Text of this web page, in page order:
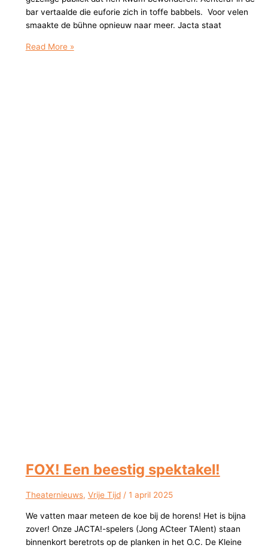
bar vertaalde die euforie zich in toffe babbels. Voor velen
smaakte de bühne opnieuw naar meer. Jacta staat
Na
Read More »
FOX! Een beestig spektakel!
Theaternieuws, Vrije Tijd/ 1 april 2025
We vatten maar meteen de koe bij de horens! Het is bijna
zover! Onze JACTA!-spelers (Jong ACteer TAlent) staan
binnenkort beretrots op de planken in het O.C. De Kleine